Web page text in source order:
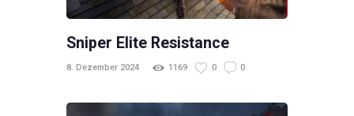
Sniper Elite Resistance
8. Dezember 2024 1169 0 0